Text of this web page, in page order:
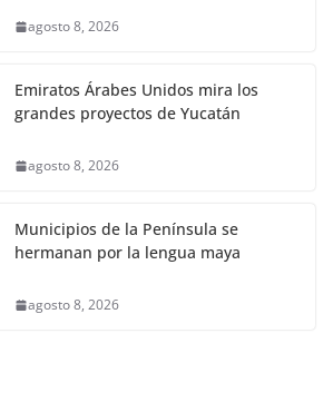
agosto 8, 2026
Emiratos Árabes Unidos mira los
grandes proyectos de Yucatán
agosto 8, 2026
Municipios de la Península se
hermanan por la lengua maya
agosto 8, 2026